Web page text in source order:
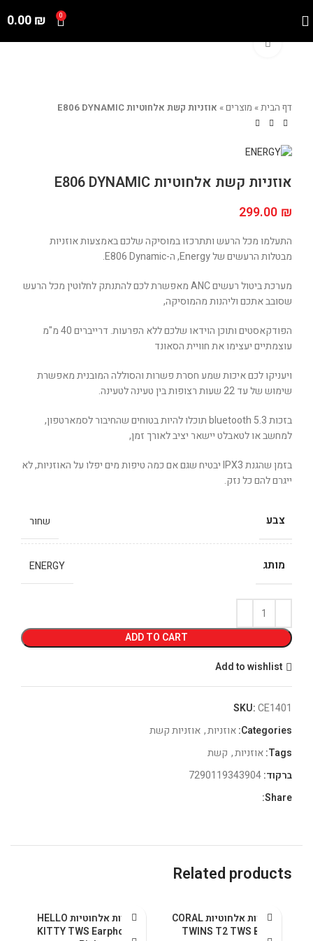
0
0.00₪
Click to enlarge
דף הבית» מוצרים» אוזניות קשת אלחוטיות E806 DYNAMIC
אוזניות קשת אלחוטיות E806 DYNAMIC
299.00 ₪
התעלמו מכל הרעש ותתרכזו במוסיקה שלכם באמצעות אוזניות
מבטלות הרעשים של Energy, ה-E806 Dynamic.
מערכת ביטול רעשים ANC מאפשרת לכם להתנתק לחלוטין מכל הרעש
שסובב אתכם וליהנות מהמוסיקה,
הפודקאסטים ותוכן הוידאו שלכם ללא הפרעות. דרייברים 40 מ"מ
עוצמתיים יעצימו את חוויית הסאונד
ויעניקו לכם איכות שמע חסרת פשרות והסוללה המובנית מאפשרת
שימוש של עד 22 שעות רצופות בין טעינה לטעינה.
בזכות bluetooth 5.3 תוכלו להיות בטוחים שהחיבור לסמארטפון,
למחשב או לטאבלט יישאר יציב לאורך זמן,
בזמן שהגנת IPX3 יבטיח שגם אם כמה טיפות מים יפלו על האוזניות, לא
ייגרם להם כל נזק.
צבע שחור
מותג ENERGY
ADD TO CART
Add to wishlist
SKU:CE1401
Categories: אוזניות, אוזניות קשת
Tags: אוזניות, קשת
ברקוד:
Share:
Related products
אוזניות אלחוטיות CORAL
TWINS T2 TWS BT
אוזניות אלחוטיות HELLO
KITTY TWS Earphones